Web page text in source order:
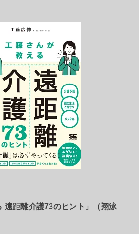
遠距離介護73のヒント」（翔泳